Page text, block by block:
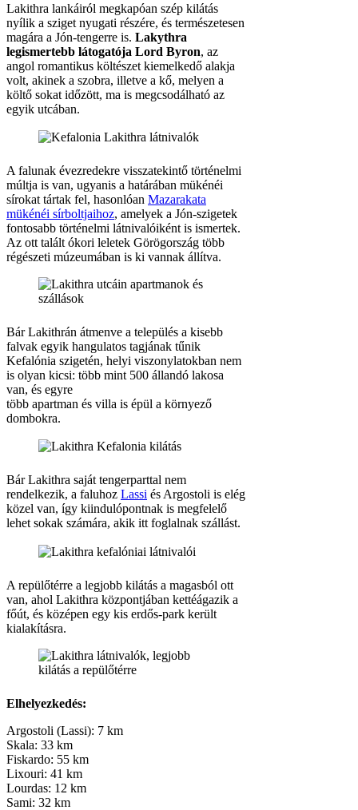
Lakithra lankáiról megkapóan szép kilátás
nyílik a sziget nyugati részére, és természetesen
magára a Jón-tengerre is. Lakythra
legismertebb látogatója Lord Byron, az
angol romantikus költészet kiemelkedő alakja
volt, akinek a szobra, illetve a kő, melyen a
költő sokat időzött, ma is megcsodálható az
egyik utcában.
A falunak évezredekre visszatekintő történelmi
múltja is van, ugyanis a határában mükénéi
sírokat tártak fel, hasonlóan Mazarakata
mükénéi sírboltjaihoz, amelyek a Jón-szigetek
fontosabb történelmi látnivalóiként is ismertek.
Az ott talált ókori leletek Görögország több
régészeti múzeumában is ki vannak állítva.
Bár Lakithrán átmenve a település a kisebb
falvak egyik hangulatos tagjának tűnik
Kefalónia szigetén, helyi viszonylatokban nem
is olyan kicsi: több mint 500 állandó lakosa
van, és egyre
több apartman és villa is épül a környező
dombokra.
Bár Lakithra saját tengerparttal nem
rendelkezik, a faluhoz Lassi és Argostoli is elég
közel van, így kiindulópontnak is megfelelő
lehet sokak számára, akik itt foglalnak szállást.
A repülőtérre a legjobb kilátás a magasból ott
van, ahol Lakithra központjában kettéágazik a
főút, és középen egy kis erdős-park került
kialakításra.
Elhelyezkedés:
Argostoli (Lassi): 7 km
Skala: 33 km
Fiskardo: 55 km
Lixouri: 41 km
Lourdas: 12 km
Sami: 32 km